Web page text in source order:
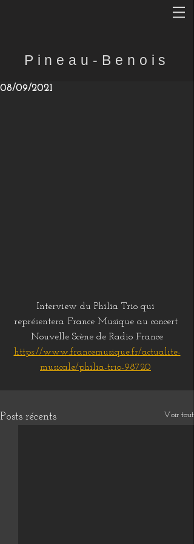
Pineau-Benois
08/09/2021
Interview du Philia Trio qui
représentera France Musique au concert
Nouvelle Scène de Radio France
https://www.francemusique.fr/actualite-
musicale/philia-trio-98720
Posts récents Voir tout